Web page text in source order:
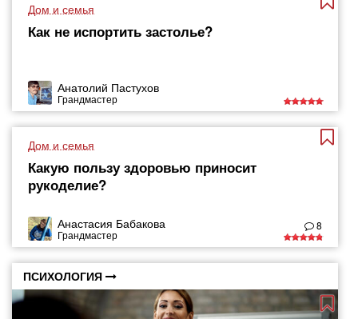
Дом и семья
Как не испортить застолье?
Анатолий Пастухов
Грандмастер
Дом и семья
Какую пользу здоровью приносит
рукоделие?
Анастасия Бабакова
Грандмастер
8
ПСИХОЛОГИЯ